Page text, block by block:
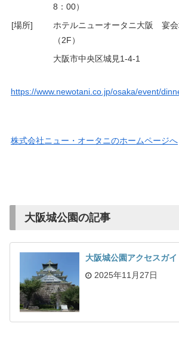
8：00）
[場所]
ホテルニューオータニ大阪 宴会
（2F）
大阪市中央区城見1-4-1
https://www.newotani.co.jp/osaka/event/
株式会社ニュー・オータニのホームページへ
大阪城公園の記事
大阪城公園アクセスガイ
2025年11月27日